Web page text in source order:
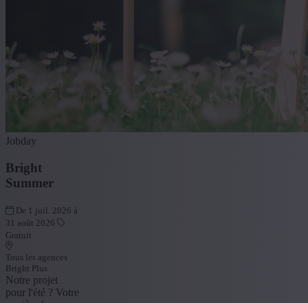
Jobday
Bright
Summer
De 1 juil. 2026 à
31 août 2026
Gratuit
Tous les agences
Bright Plus
Notre projet
pour l'été ? Votre